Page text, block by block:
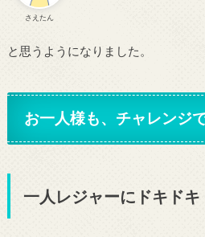
さえたん
と思うようになりました。
お一人様も、チャレンジで
一人レジャーにドキドキ